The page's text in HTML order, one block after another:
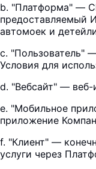
b. "Платформа" —
предоставляемый
автомоек и
c. "Пользователь"
Условия для
d. "Вебсайт" —
e. "Мобильное
приложение
f. "Клиент" —
услуги через